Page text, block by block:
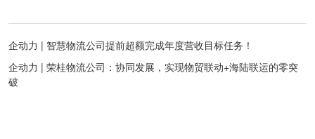
企动力 | 智慧物流公司提前超额完成年度营收目标任务！
企动力 | 荣桂物流公司：协同发展，实现物贸联动+海陆联运的零突
破